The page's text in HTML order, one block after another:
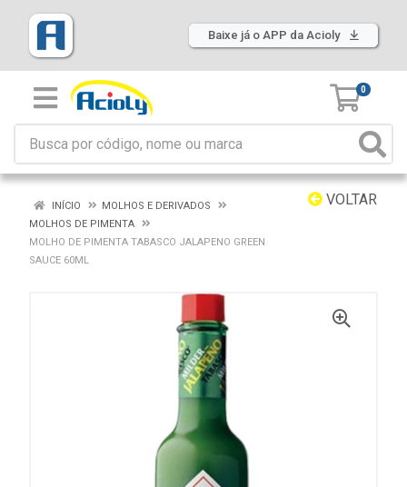
Baixe já o APP da Acioly
0
VOLTAR
INÍCIO
MOLHOS E DERIVADOS
MOLHOS DE PIMENTA
MOLHO DE PIMENTA TABASCO JALAPENO GREEN
SAUCE 60ML